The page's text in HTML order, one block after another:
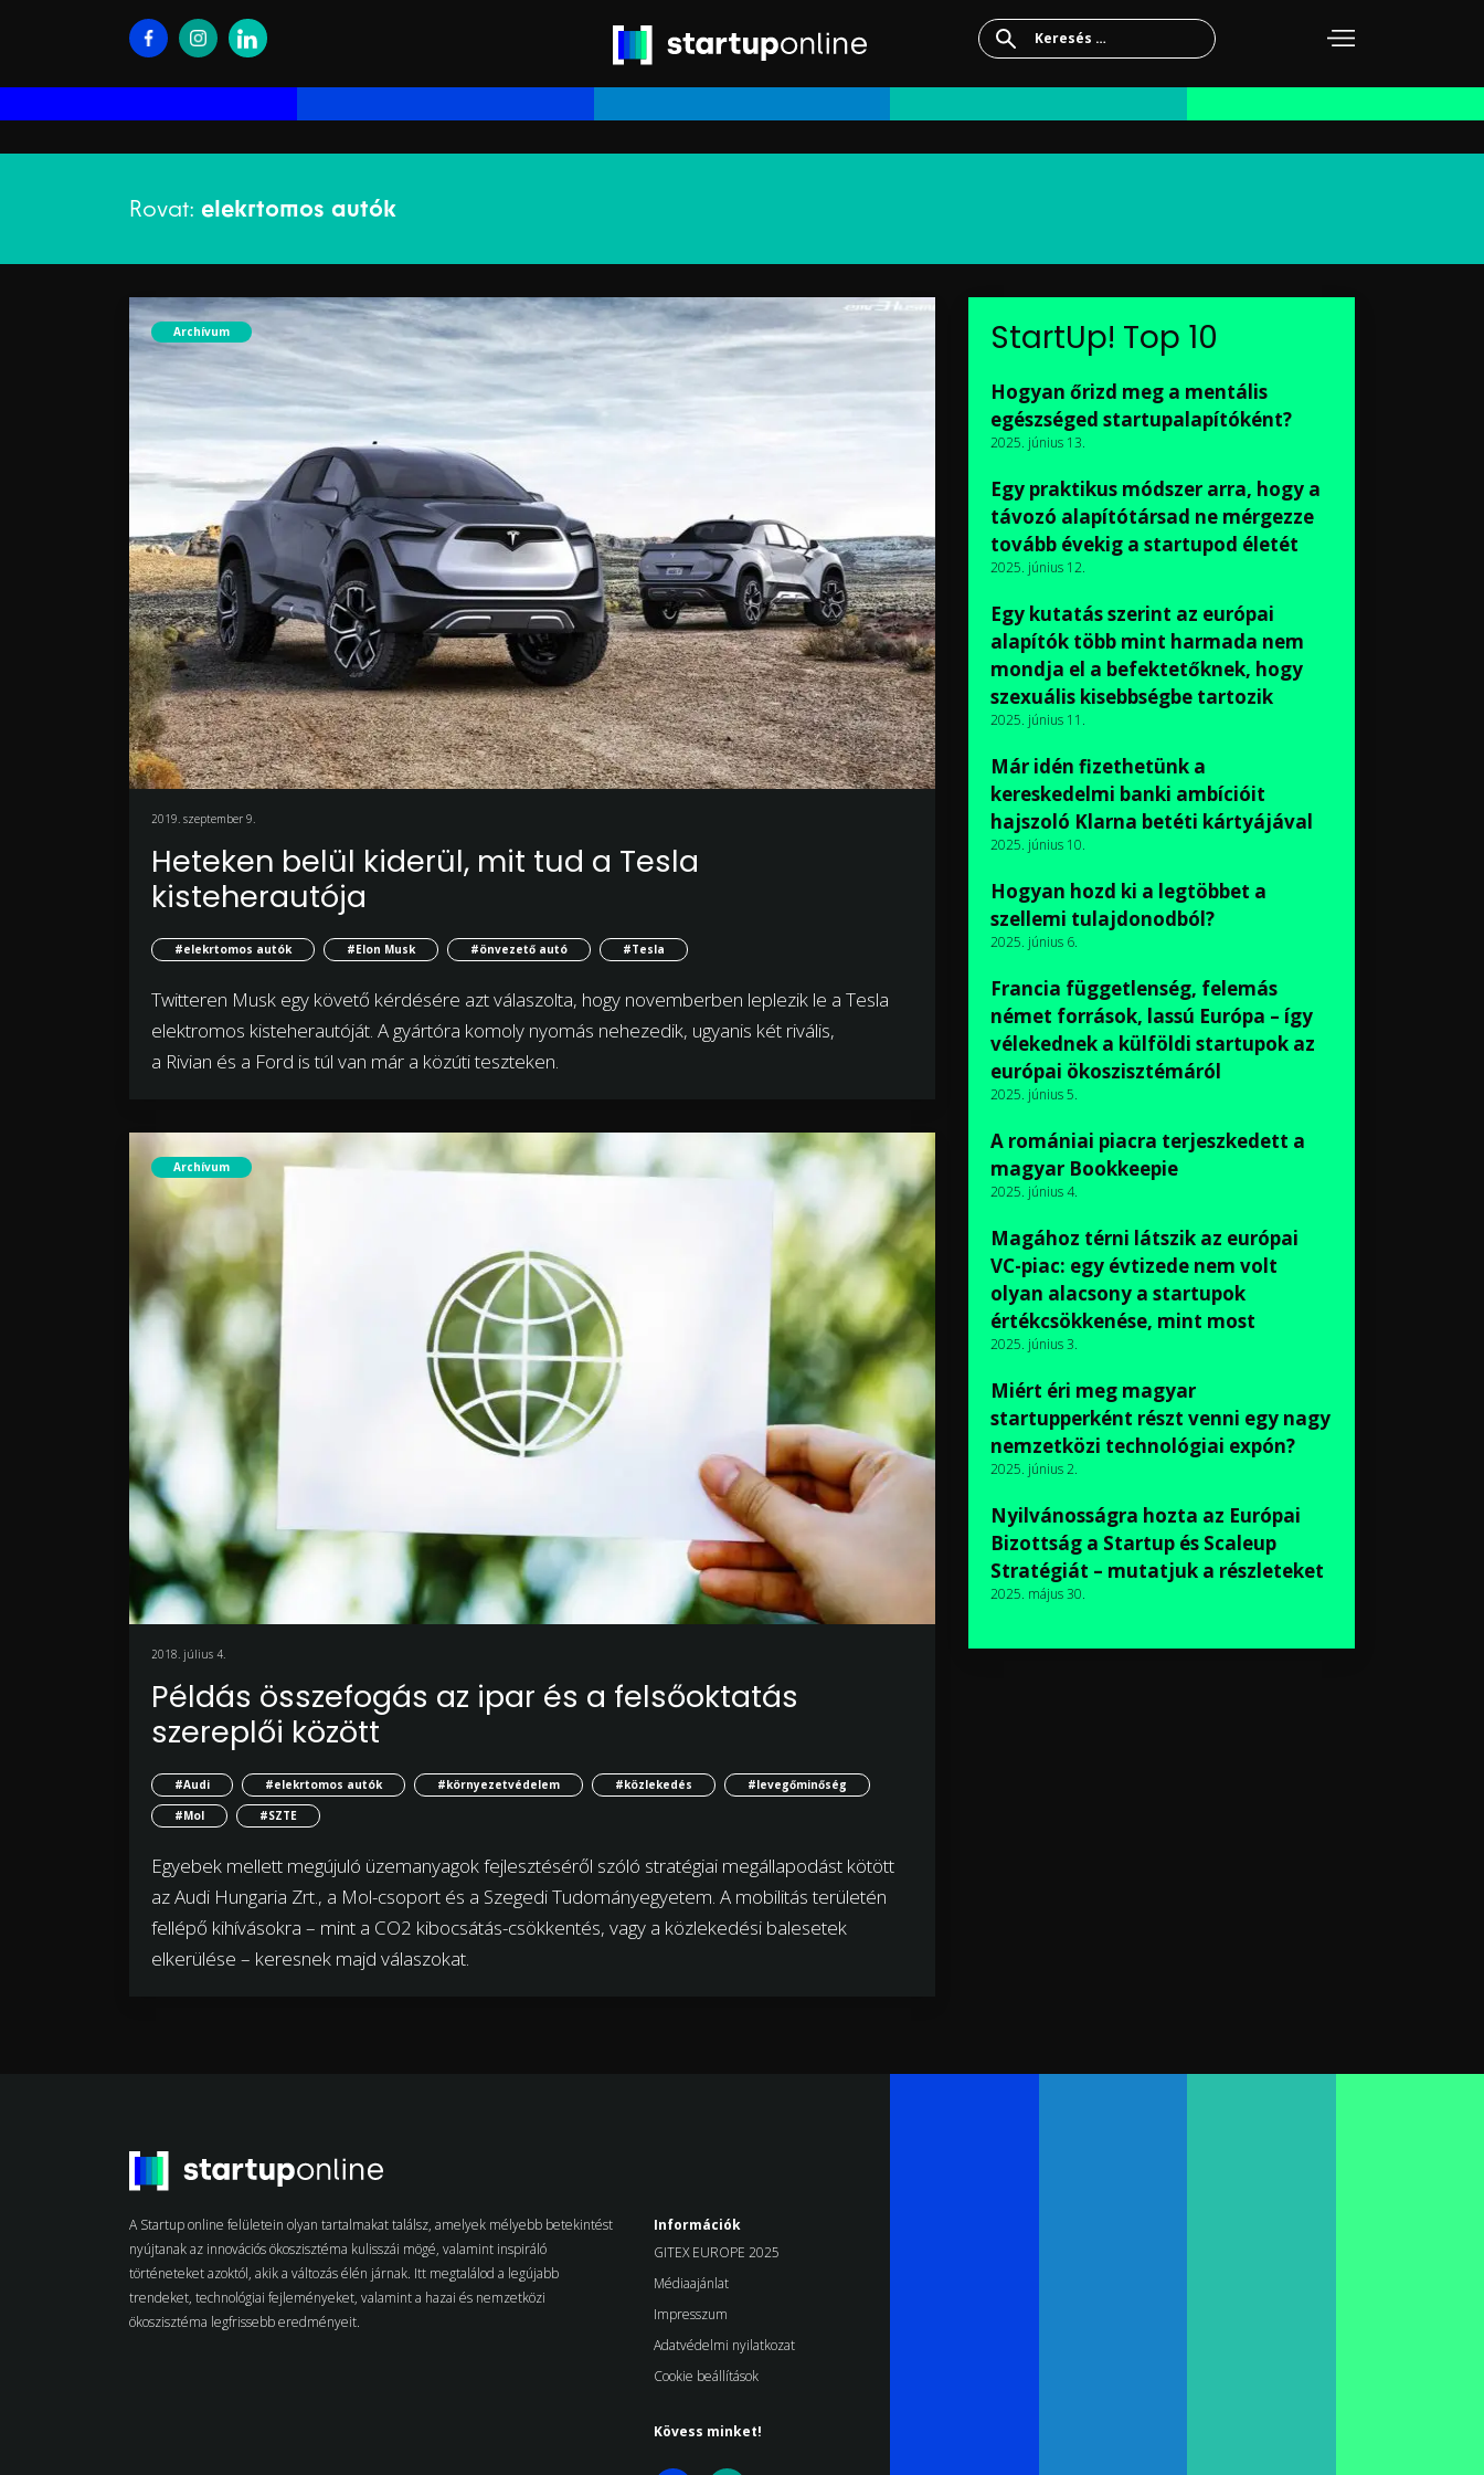
Keresés:
Rovat: elekrtomos autók
Archívum
2019. szeptember 9.
Heteken belül kiderül, mit tud a Tesla
kisteherautója
#elekrtomos autók #Elon Musk #önvezető autó #Tesla
Twitteren Musk egy követő kérdésére azt válaszolta, hogy novemberben leplezik le a Tesla
elektromos kisteherautóját. A gyártóra komoly nyomás nehezedik, ugyanis két rivális,
a Rivian és a Ford is túl van már a közúti teszteken.
Archívum
2018. július 4.
Példás összefogás az ipar és a felsőoktatás
szereplői között
#Audi #elekrtomos autók #környezetvédelem #közlekedés
#levegőminőség
#Mol
#SZTE
Egyebek mellett megújuló üzemanyagok fejlesztéséről szóló stratégiai megállapodást kötött
az Audi Hungaria Zrt., a Mol-csoport és a Szegedi Tudományegyetem. A mobilitás területén
fellépő kihívásokra – mint a CO2 kibocsátás-csökkentés, vagy a közlekedési balesetek
elkerülése – keresnek majd válaszokat.
StartUp! Top 10
Hogyan őrizd meg a mentális
egészséged startupalapítóként?
2025. június 13.
Egy praktikus módszer arra, hogy a
távozó alapítótársad ne mérgezze
tovább évekig a startupod életét
2025. június 12.
Egy kutatás szerint az európai
alapítók több mint harmada nem
mondja el a befektetőknek, hogy
szexuális kisebbségbe tartozik
2025. június 11.
Már idén fizethetünk a
kereskedelmi banki ambícióit
hajszoló Klarna betéti kártyájával
2025. június 10.
Hogyan hozd ki a legtöbbet a
szellemi tulajdonodból?
2025. június 6.
Francia függetlenség, felemás
német források, lassú Európa – így
vélekednek a külföldi startupok az
európai ökoszisztémáról
2025. június 5.
A romániai piacra terjeszkedett a
magyar Bookkeepie
2025. június 4.
Magához térni látszik az európai
VC-piac: egy évtizede nem volt
olyan alacsony a startupok
értékcsökkenése, mint most
2025. június 3.
Miért éri meg magyar
startupperként részt venni egy nagy
nemzetközi technológiai expón?
2025. június 2.
Nyilvánosságra hozta az Európai
Bizottság a Startup és Scaleup
Stratégiát – mutatjuk a részleteket
2025. május 30.
A Startup online felületein olyan tartalmakat találsz, amelyek mélyebb betekintést
nyújtanak az innovációs ökoszisztéma kulisszái mögé, valamint inspiráló
történeteket azoktól, akik a változás élén járnak. Itt megtalálod a legújabb
trendeket, technológiai fejleményeket, valamint a hazai és nemzetközi
ökoszisztéma legfrissebb eredményeit.
Információk
GITEX EUROPE 2025
Médiaajánlat
Impresszum
Adatvédelmi nyilatkozat
Cookie beállítások
Kövess minket!